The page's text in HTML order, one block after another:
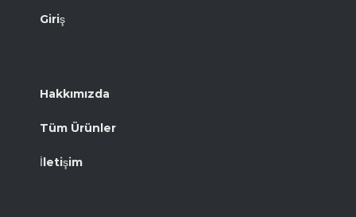
Giriş
Hakkımızda
Tüm Ürünler
İletişim